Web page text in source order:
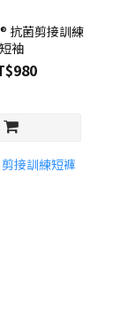
抗菌剪接訓練
短袖